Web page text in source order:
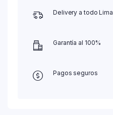
Delivery a todo Lima
Garantía al 100%
Pagos seguros